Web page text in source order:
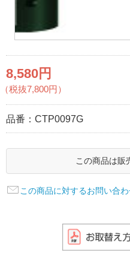
8,580円
（税抜7,800円）
品番： CTP0097G
この商品は販
この商品に対するお問い合